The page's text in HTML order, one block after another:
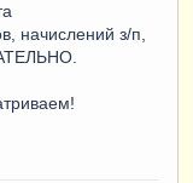
начислений з/п,